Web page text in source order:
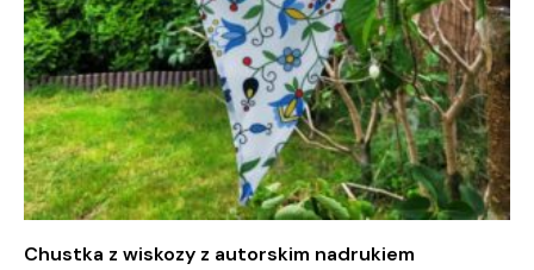
Chustka z wiskozy z autorskim nadrukiem